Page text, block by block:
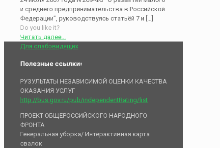
и среднего предпринимательства в Российской
Федерации”, руководствуясь статьёй 7 и […]
Do you like it?
Читать далее...
Для слабовидящих
Полезные ссылки:
РУЗУЛЬТАТЫ НЕЗАВИСИМОЙ ОЦЕНКИ КАЧЕСТВА
ОКАЗАНИЯ УСЛУГ
http://bus.gov.ru/pub/independentRating/list
ПРОЕКТ ОБЩЕРОССИЙСКОГО НАРОДНОГО
ФРОНТА
Генеральная уборка/ Интерактивная карта
свалок